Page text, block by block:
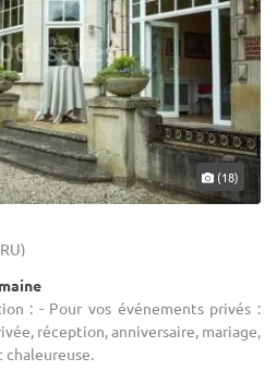
(18)
: - Pour vos événements privés :
réception, anniversaire, mariage,
chaleureuse.